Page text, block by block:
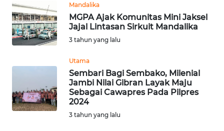
Mandalika
MGPA Ajak Komunitas Mini Jaksel
Jajal Lintasan Sirkuit Mandalika
3 tahun yang lalu
Utama
Sembari Bagi Sembako, Milenial
Jambi Nilai Gibran Layak Maju
Sebagai Cawapres Pada Pilpres
2024
3 tahun yang lalu
SULTRA
WN
NTB
WN